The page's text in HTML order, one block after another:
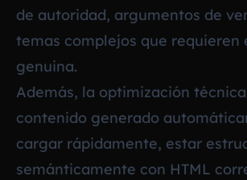
de autoridad, argumentos de
temas complejos que requieren
genuina.
Además, la optimización técnica
contenido generado
cargar rápidamente, estar
semánticamente con HTML